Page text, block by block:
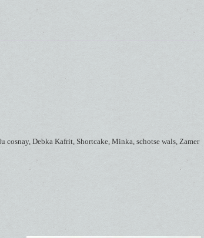
Debka Kafrit, Shortcake, Minka, schotse wals, Zamer